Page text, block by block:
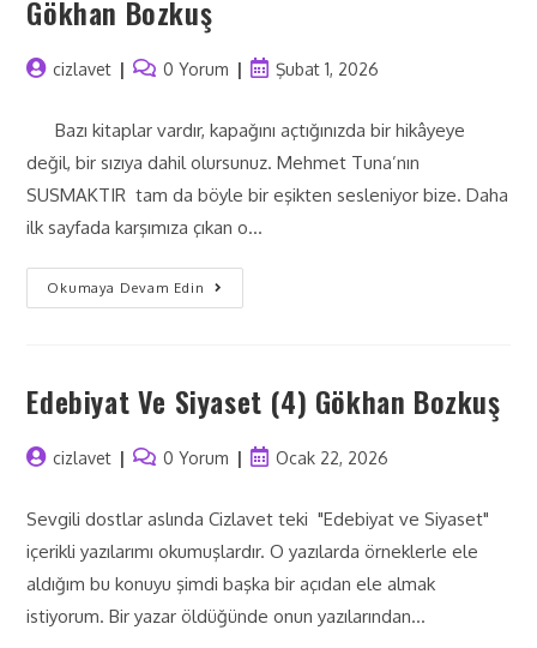
Gökhan Bozkuş
cizlavet 0 Yorum Şubat 1, 2026
Bazı kitaplar vardır, kapağını açtığınızda bir hikâyeye
değil, bir sızıya dahil olursunuz. Mehmet Tuna’nın
SUSMAKTIR tam da böyle bir eşikten sesleniyor bize. Daha
ilk sayfada karşımıza çıkan o…
Okumaya Devam Edin
Edebiyat Ve Siyaset (4) Gökhan Bozkuş
cizlavet 0 Yorum Ocak 22, 2026
Sevgili dostlar aslında Cizlavet teki "Edebiyat ve Siyaset"
içerikli yazılarımı okumuşlardır. O yazılarda örneklerle ele
aldığım bu konuyu şimdi başka bir açıdan ele almak
istiyorum. Bir yazar öldüğünde onun yazılarından…